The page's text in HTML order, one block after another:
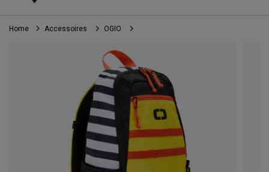
Callaway
Golf
Home Accessoires OGIO